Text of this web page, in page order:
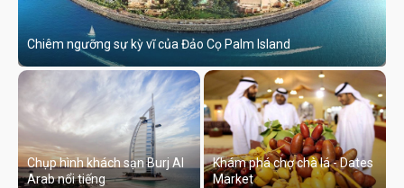
Chiêm ngưỡng sự kỳ vĩ của Đảo Cọ Palm Island
Chụp hình khách sạn Burj Al
Arab nổi tiếng
Khám phá chợ chà lá - Dates
Market